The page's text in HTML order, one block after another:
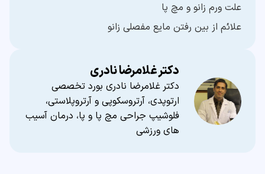
علت ورم زانو و مچ پا
علائم از بین رفتن مایع مفصلی زانو
دکتر غلامرضا نادری
دکتر غلامرضا نادری بورد تخصصی
ارتوپدی، آرتروسکوپی و آرتروپلاستی،
فلوشیپ جراحی مچ پا و پا، درمان آسیب
های ورزشی